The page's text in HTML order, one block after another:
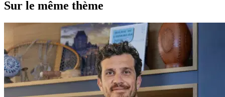
Sur le même thème